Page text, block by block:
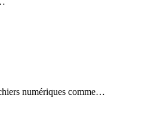
numériques comme…